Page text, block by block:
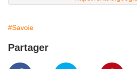
#Savoie
Partager